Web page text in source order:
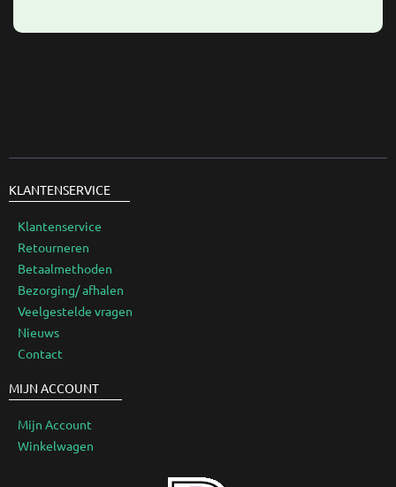
KLANTENSERVICE
Klantenservice
Retourneren
Betaalmethoden
Bezorging/ afhalen
Veelgestelde vragen
Nieuws
Contact
MIJN ACCOUNT
Mijn Account
Winkelwagen